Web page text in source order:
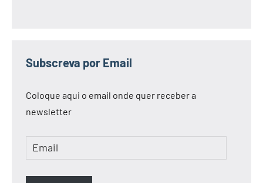
Subscreva por Email
Coloque aqui o email onde quer receber a
newsletter
Email